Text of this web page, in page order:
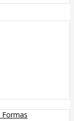
Formas